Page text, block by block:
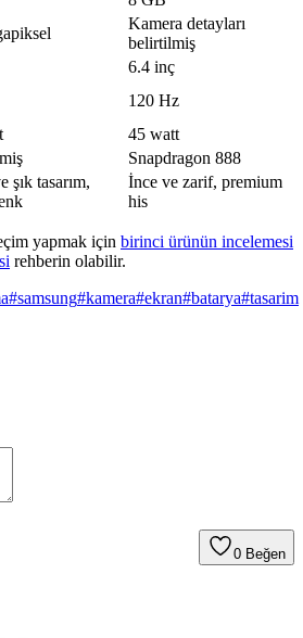
Kamera detayları
belirtilmiş
6.4 inç
120 Hz
45 watt
Snapdragon 888
şık tasarım,
İnce ve zarif, premium
his
yapmak için birinci ürünün incelemesi
rehberin olabilir.
#samsung#kamera#ekran#batarya#tasarim
0 Beğen